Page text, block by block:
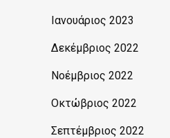
Ιανουάριος 2023
Δεκέμβριος 2022
Νοέμβριος 2022
Οκτώβριος 2022
Σεπτέμβριος 2022